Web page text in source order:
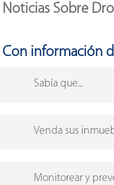
Noticias Sobre
Con información
Sabía que...
Venda sus
Monitorear y